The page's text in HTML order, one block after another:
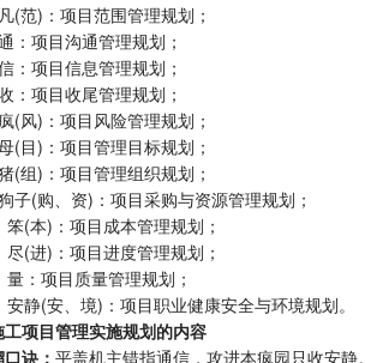
凡(范)：项目范围管理规划；
通：项目沟通管理规划；
信：项目信息管理规划；
收：项目收尾管理规划；
疯(风)：项目风险管理规划；
母(目)：项目管理目标规划；
猪(组)：项目管理组织规划；
狗子(购、资)：项目采购与资源管理规划；
笨(本)：项目成本管理规划；
尽(进)：项目进度管理规划；
量：项目质量管理规划；
安静(安、境)：项目职业健康安全与环境规划。
项目管理实施规划的内容
诀： 平盖机主错指通信，攻进本疯园只收安静。